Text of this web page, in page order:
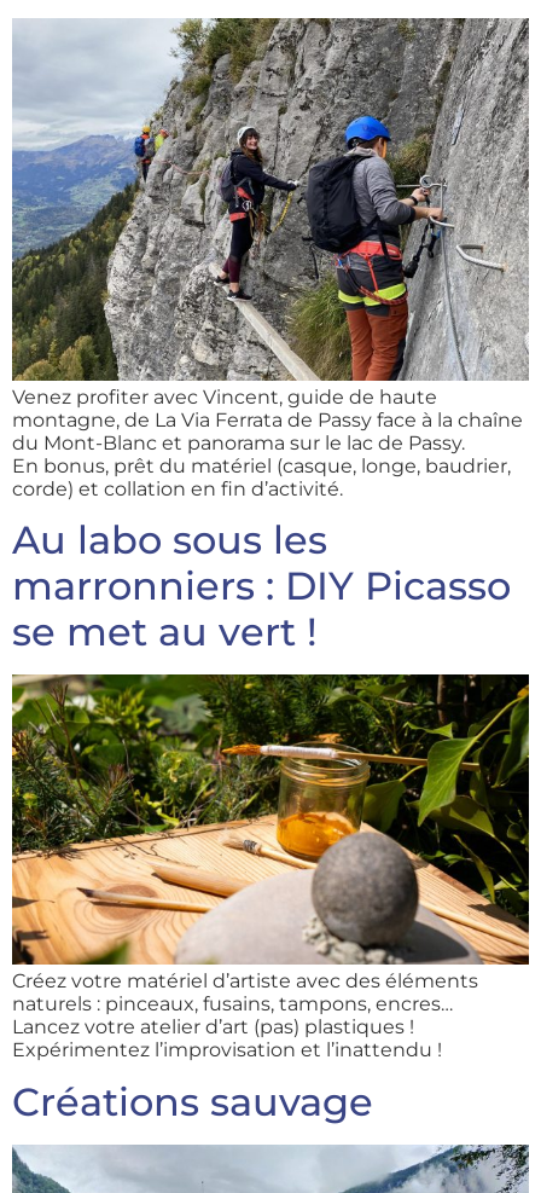
Venez profiter avec Vincent, guide de haute
montagne, de La Via Ferrata de Passy face à la chaîne
du Mont-Blanc et panorama sur le lac de Passy.
En bonus, prêt du matériel (casque, longe, baudrier,
corde) et collation en fin d’activité.
Au labo sous les
marronniers : DIY Picasso
se met au vert !
Créez votre matériel d’artiste avec des éléments
naturels : pinceaux, fusains, tampons, encres…
Lancez votre atelier d’art (pas) plastiques !
Expérimentez l’improvisation et l’inattendu !
Créations sauvage